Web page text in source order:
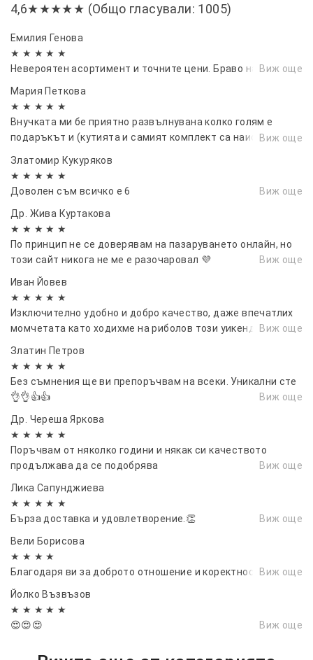
4,6★★★★★ (Общо гласували: 1005)
Емилия Генова
★ ★ ★ ★ ★
Невероятен асортимент и точните цени. Браво на вас.Виж още
Мария Петкова
★ ★ ★ ★ ★
Внучката ми бе приятно развълнувана колко голям е
подаръкът и (кутията и самият комплект са наистинаВиж още
Златомир Кукуряков
★ ★ ★ ★ ★
Доволен съм всичко е 6
Виж още
Др. Жива Куртакова
★ ★ ★ ★ ★
По принцип не се доверявам на пазаруването онлайн, но
този сайт никога не ме е разочаровал 💜
Виж още
Иван Йовев
★ ★ ★ ★ ★
Изключително удобно и добро качество, даже впечатлих
момчетата като ходихме на риболов този уикенд!
Виж още
Златин Петров
★ ★ ★ ★ ★
Без съмнения ще ви препоръчвам на всеки. Уникални сте
👌👌👍👍
Виж още
Др. Череша Яркова
★ ★ ★ ★ ★
Поръчвам от няколко години и някак си качеството
продължава да се подобрява
Виж още
Лика Сапунджиева
★ ★ ★ ★ ★
Бърза доставка и удовлетворение.👏
Виж още
Вели Борисова
★ ★ ★ ★
Благодаря ви за доброто отношение и коректносттаВиж още
Йолко Възвъзов
★ ★ ★ ★ ★
😍😍😍
Виж още